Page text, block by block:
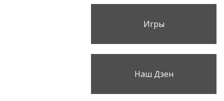
Игры
Наш Дзен